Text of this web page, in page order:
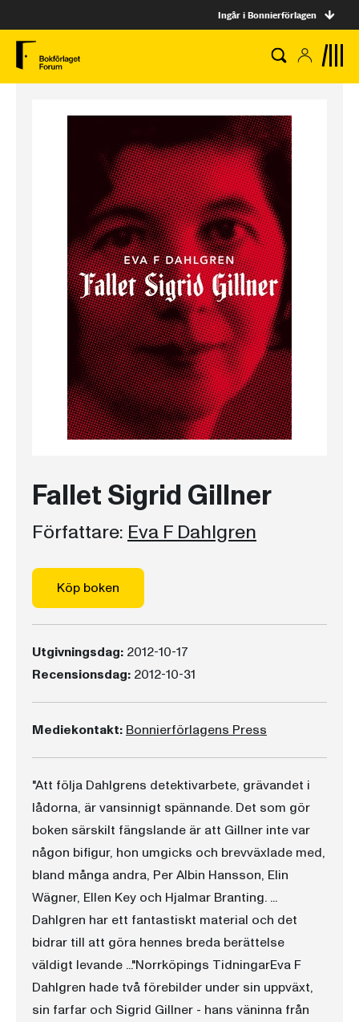
Ingår i Bonnierförlagen
Fallet Sigrid Gillner
Författare: Eva F Dahlgren
Köp boken
Utgivningsdag: 2012-10-17
Recensionsdag: 2012-10-31
Mediekontakt: Bonnierförlagens Press
"Att följa Dahlgrens detektivarbete, grävandet i
lådorna, är vansinnigt spännande. Det som gör
boken särskilt fängslande är att Gillner inte var
någon bifigur, hon umgicks och brevväxlade med,
bland många andra, Per Albin Hansson, Elin
Wägner, Ellen Key och Hjalmar Branting. ...
Dahlgren har ett fantastiskt material och det
bidrar till att göra hennes breda berättelse
väldigt levande ..."Norrköpings TidningarEva F
Dahlgren hade två förebilder under sin uppväxt,
sin farfar och Sigrid Gillner - hans väninna från